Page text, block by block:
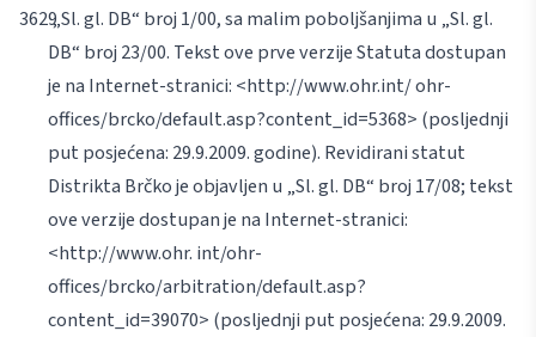
„Sl. gl. DB“ broj 1/00, sa malim poboljšanjima u „Sl. gl.
DB“ broj 23/00. Tekst ove prve verzije Statuta dostupan
je na Internet-stranici: <http://www.ohr.int/ohr-
offices/brcko/default.asp?content_id=5368> (posljednji
put posjećena: 29.9.2009. godine). Revidirani statut
Distrikta Brčko je objavljen u „Sl. gl. DB“ broj 17/08; tekst
ove verzije dostupan je na Internet-stranici:
<http://www.ohr. int/ohr-
offices/brcko/arbitration/default.asp?
content_id=39070> (posljednji put posjećena: 29.9.2009.